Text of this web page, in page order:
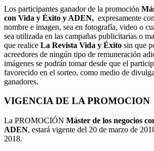
Los participantes ganador de la promoción
con Vida y Éxito y ADEN, expresamente
nombre e imagen, sea en fotografía, video o
sea utilizada en las campañas publicitarias o
que realice La Revista Vida y Éxito sin que
acreedores de ningún tipo de remuneración
imágenes se podrán tomar desde que el
favorecido en el sorteo, como medio de
ganadores.
VIGENCIA DE LA PROMOCION
La PROMOCIÓN Máster de los negocios
ADEN, estará vigente del 20 de marzo de
2018.